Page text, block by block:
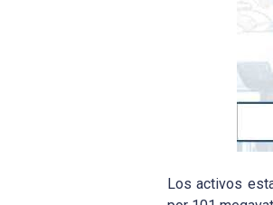
Los activos